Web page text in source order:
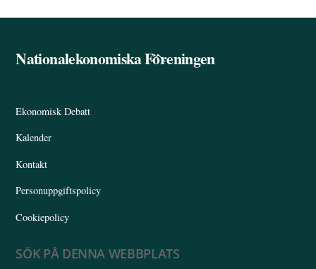
Back
Nationalekonomiska Föreningen
Ekonomisk Debatt
Kalender
Kontakt
Personuppgiftspolicy
Cookiepolicy
SÖK PÅ DENNA WEBBPLATS